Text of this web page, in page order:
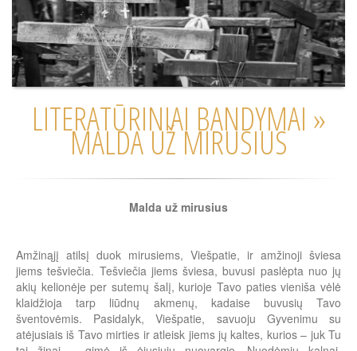
LITERATŪRINIAI BANDYMAI »
MALDA UŽ MIRUSIUS
Malda už mirusius
Amžinąjį atilsį duok mirusiems, Viešpatie, ir amžinoji šviesa
jiems tešviečia. Tešviečia jiems šviesa, buvusi paslėpta nuo jų
akių kelionėje per sutemų šalį, kurioje Tavo paties vieniša vėlė
klaidžioja tarp liūdnų akmenų, kadaise buvusių Tavo
šventovėmis. Pasidalyk, Viešpatie, savuoju Gyvenimu su
atėjusiais iš Tavo mirties ir atleisk jiems jų kaltes, kurios – juk Tu